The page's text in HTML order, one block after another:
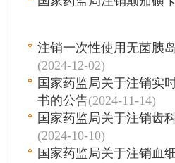
注销一次性使用无菌胰
(2024-12-02)
国家药监局关于注销实
书的公告(2024-11-14)
国家药监局关于注销齿
(2024-10-10)
国家药监局关于注销血